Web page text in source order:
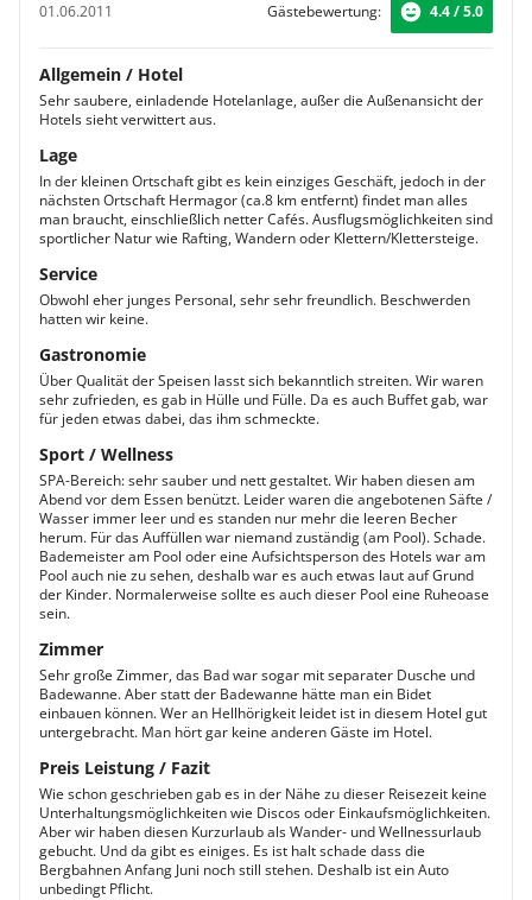
01.06.2011
Gästebewertung: 4.4 / 5.0
Allgemein / Hotel
Sehr saubere, einladende Hotelanlage, außer die Außenansicht der
Hotels sieht verwittert aus.
Lage
In der kleinen Ortschaft gibt es kein einziges Geschäft, jedoch in der
nächsten Ortschaft Hermagor (ca.8 km entfernt) findet man alles
man braucht, einschließlich netter Cafés. Ausflugsmöglichkeiten sind
sportlicher Natur wie Rafting, Wandern oder Klettern/Klettersteige.
Service
Obwohl eher junges Personal, sehr sehr freundlich. Beschwerden
hatten wir keine.
Gastronomie
Über Qualität der Speisen lasst sich bekanntlich streiten. Wir waren
sehr zufrieden, es gab in Hülle und Fülle. Da es auch Buffet gab, war
für jeden etwas dabei, das ihm schmeckte.
Sport / Wellness
SPA-Bereich: sehr sauber und nett gestaltet. Wir haben diesen am
Abend vor dem Essen benützt. Leider waren die angebotenen Säfte /
Wasser immer leer und es standen nur mehr die leeren Becher
herum. Für das Auffüllen war niemand zuständig (am Pool). Schade.
Bademeister am Pool oder eine Aufsichtsperson des Hotels war am
Pool auch nie zu sehen, deshalb war es auch etwas laut auf Grund
der Kinder. Normalerweise sollte es auch dieser Pool eine Ruheoase
sein.
Zimmer
Sehr große Zimmer, das Bad war sogar mit separater Dusche und
Badewanne. Aber statt der Badewanne hätte man ein Bidet
einbauen können. Wer an Hellhörigkeit leidet ist in diesem Hotel gut
untergebracht. Man hört gar keine anderen Gäste im Hotel.
Preis Leistung / Fazit
Wie schon geschrieben gab es in der Nähe zu dieser Reisezeit keine
Unterhaltungsmöglichkeiten wie Discos oder Einkaufsmöglichkeiten.
Aber wir haben diesen Kurzurlaub als Wander- und Wellnessurlaub
gebucht. Und da gibt es einiges. Es ist halt schade dass die
Bergbahnen Anfang Juni noch still stehen. Deshalb ist ein Auto
unbedingt Pflicht.